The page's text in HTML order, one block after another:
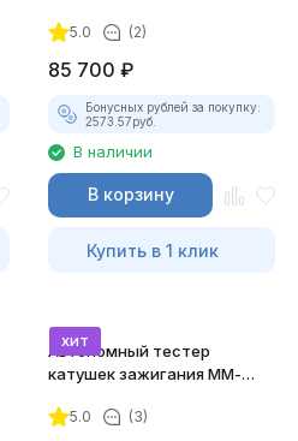
5.0 (2)
85 700 ₽
Бонусных рублей за покупку:
2573.57руб.
В наличии
В корзину
Купить в 1 клик
хит
Автономный тестер
катушек зажигания ММ-
комплект)
5.0 (3)